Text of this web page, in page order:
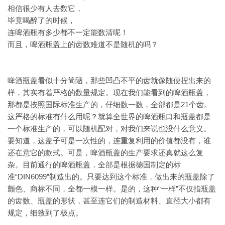
相信很少有人去数它，
毕竟喝醉了的时候，
连啤酒瓶有多少都不一定能数清呢！
而且，啤酒瓶盖上的齿数难道不是随机的吗？
啤酒瓶盖看似十分简陋，那些凹凸不平的齿就像随便捏出来的
样，其实有着严格的数量规定。现在我们能看到的啤酒瓶盖，
那都是按照国际标准生产的，仔细数一数，全部都是21个齿。
这严格的标准有什么用呢？就算全世界的啤酒瓶口和瓶盖都是
一个标准生产的，可以随机配对，对我们来说也没什么意义。
要知道，这盖子可是一次性的，连重复利用的价值都没有，谁
还在意它的款式。可是，啤酒瓶盖的生产要求还真就这么复
杂。目前通行的啤酒瓶盖，全部是根据德国制定的标
准“DIN6099”制造出的。只要达到这个标准，做出来的瓶盖除了
颤色、商标不同，全都一模一样。是的，这种“一样”不仅指瓶盖
的齿数、瓶盖的形状，甚至连它们的制造材料、直径大小都有
规定，细致到了极点。